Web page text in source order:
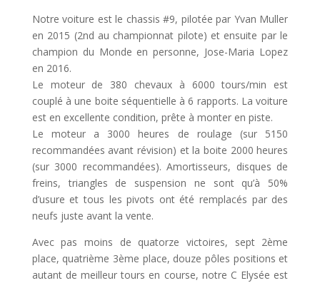
Notre voiture est le chassis #9, pilotée par Yvan Muller
en 2015 (2nd au championnat pilote) et ensuite par le
champion du Monde en personne, Jose-Maria Lopez
en 2016.
Le moteur de 380 chevaux à 6000 tours/min est
couplé à une boite séquentielle à 6 rapports. La voiture
est en excellente condition, prête à monter en piste.
Le moteur a 3000 heures de roulage (sur 5150
recommandées avant révision) et la boite 2000 heures
(sur 3000 recommandées). Amortisseurs, disques de
freins, triangles de suspension ne sont qu’à 50%
d’usure et tous les pivots ont été remplacés par des
neufs juste avant la vente.
Avec pas moins de quatorze victoires, sept 2ème
place, quatrième 3ème place, douze pôles positions et
autant de meilleur tours en course, notre C Elysée est